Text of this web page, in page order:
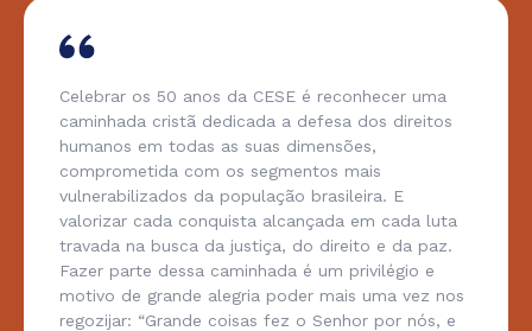
Celebrar os 50 anos da CESE é reconhecer uma
caminhada cristã dedicada a defesa dos direitos
humanos em todas as suas dimensões,
comprometida com os segmentos mais
vulnerabilizados da população brasileira. E
valorizar cada conquista alcançada em cada luta
travada na busca da justiça, do direito e da paz.
Fazer parte dessa caminhada é um privilégio e
motivo de grande alegria poder mais uma vez nos
regozijar: “Grande coisas fez o Senhor por nós, e